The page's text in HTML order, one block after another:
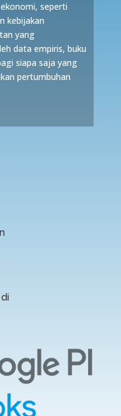
seperti
kebijakan
yang
data empiris, buku
siapa saja yang
pertumbuhan